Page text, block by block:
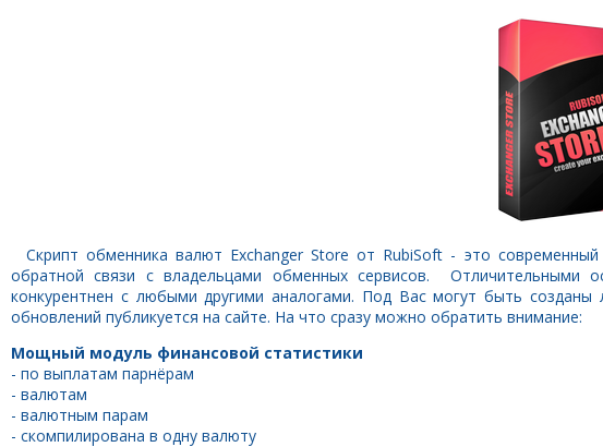
Скрипт обменника валют Exchanger Store от RubiSoft - это
обратной связи с владельцами обменных сервисов. Отличительными
конкурентнен с любыми другими аналогами. Под Вас могут быть
обновлений публикуется на сайте. На что сразу можно обратить внимание:
Мощный модуль финансовой статистики
- по выплатам парнёрам
- валютам
- валютным парам
- скомпилирована в одну валюту